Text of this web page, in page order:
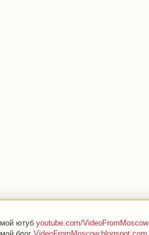
мой ютуб youtube.com/VideoFromMoscow